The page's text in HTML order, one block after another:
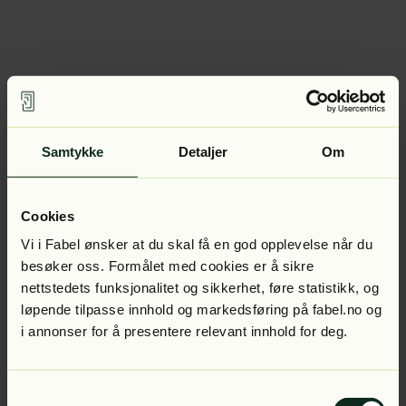
Samtykke Detaljer Om
Cookies
Vi i Fabel ønsker at du skal få en god opplevelse når du
besøker oss. Formålet med cookies er å sikre
nettstedets funksjonalitet og sikkerhet, føre statistikk, og
løpende tilpasse innhold og markedsføring på fabel.no og
i annonser for å presentere relevant innhold for deg.